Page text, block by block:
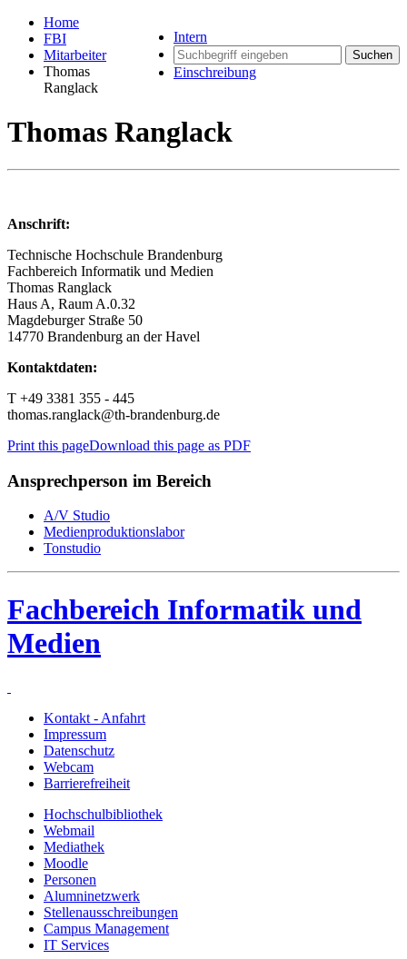
Intern
Suchen
Einschreibung
Home
FBI
Mitarbeiter
Thomas
Ranglack
Thomas Ranglack
Anschrift:
Technische Hochschule Brandenburg
Fachbereich Informatik und Medien
Thomas Ranglack
Haus A, Raum A.0.32
Magdeburger Straße 50
14770 Brandenburg an der Havel
Kontaktdaten:
T +49 3381 355 - 445
thomas.ranglack@th-brandenburg.de
Print this pageDownload this page as PDF
Ansprechperson im Bereich
A/V Studio
Medienproduktionslabor
Tonstudio
Fachbereich Informatik und
Medien
Kontakt - Anfahrt
Impressum
Datenschutz
Webcam
Barrierefreiheit
Hochschulbibliothek
Webmail
Mediathek
Moodle
Personen
Alumninetzwerk
Stellenausschreibungen
Campus Management
IT Services